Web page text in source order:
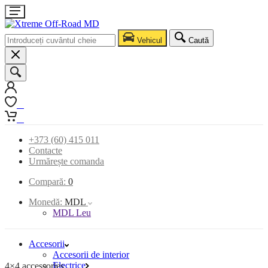
Vehicul Caută
+373 (60) 415 011
Contacte
Urmărește comanda
Compară: 0
Monedă: MDL
MDL Leu
Accesorii
Accesorii de interior
Electrice
4×4 accessories